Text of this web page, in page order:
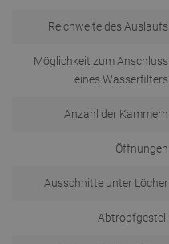
Reichweite des Auslaufs
Möglichkeit zum Anschluss
eines Wasserfilters
Anzahl der Kammern
Öffnungen
Ausschnitte unter Löcher
Abtropfgestell